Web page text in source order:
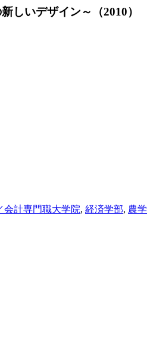
いデザイン～（2010）
会計専門職大学院, 経済学部, 農学